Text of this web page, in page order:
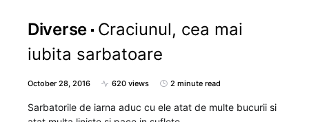
Diverse Craciunul, cea mai
iubita sarbatoare
October 28, 2016 620 views 2 minute read
Sarbatorile de iarna aduc cu ele atat de multe bucurii si